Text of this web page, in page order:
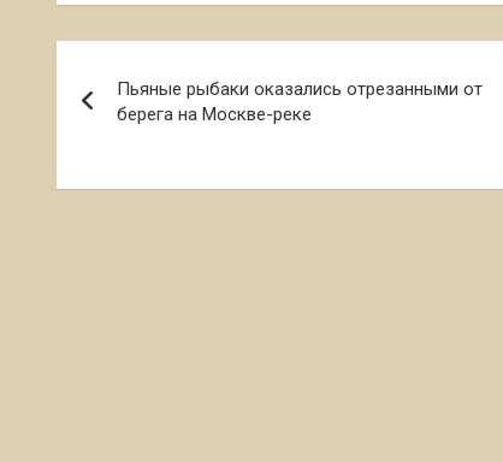
по
Пьяные рыбаки оказались отрезанными от
берега на Москве-реке